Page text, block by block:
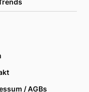
/ AGBs